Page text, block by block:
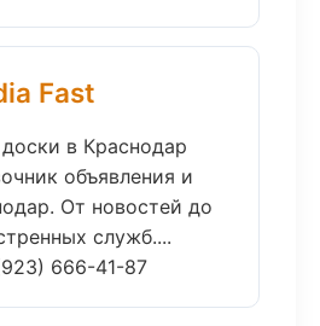
Fast
в Краснодар
объявления и
От новостей до
служб....
666-41-87